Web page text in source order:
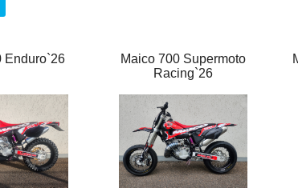
Enduro`26
Maico 700 Supermoto
Racing`26